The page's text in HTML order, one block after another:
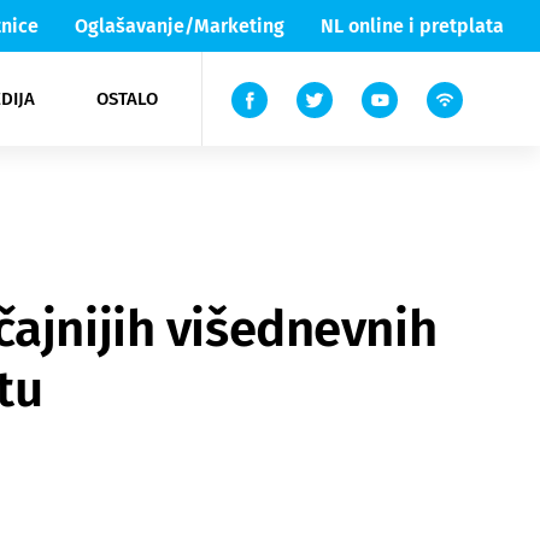
Oglašavanje/Marketing NL online i pretplata
OSTALO
Lika & Senj
TV
višednevnih